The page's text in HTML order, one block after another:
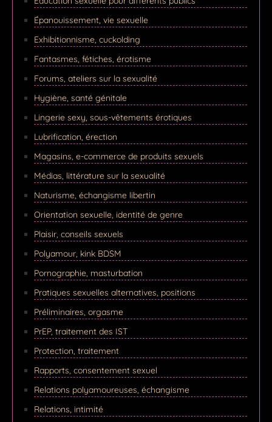
Épanouissement, vie sexuelle
Exhibitionnisme, cuckolding
Fantasmes, fétiches, érotisme
Forums, ateliers sur la sexualité
Hygiène, santé génitale
Lingerie sexy, sous-vêtements érotiques
Lubrification, érection
Magasins, e-commerce de produits sexuels
Médias, littérature sur la sexualité
Naturisme, échangisme libertin
Orientation sexuelle, identité de genre
Plaisir, conseils sexuels
Polyamour, kink BDSM
Pornographie, masturbation
Pratiques sexuelles alternatives, positions
Préliminaires, orgasme
PrEP, traitement des IST
Protection, traitement
Rapports, consentement sexuel
Relations polyamoureuses, échangisme
Relations, intimité